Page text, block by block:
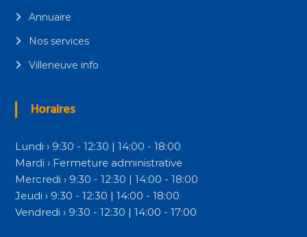
Annuaire
Nos services
Villeneuve info
Horaires
Lundi › 9:30 - 12:30 | 14:00 - 18:00
Mardi › Fermeture administrative
Mercredi › 9:30 - 12:30 | 14:00 - 18:00
Jeudi › 9:30 - 12:30 | 14:00 - 18:00
Vendredi › 9:30 - 12:30 | 14:00 - 17:00